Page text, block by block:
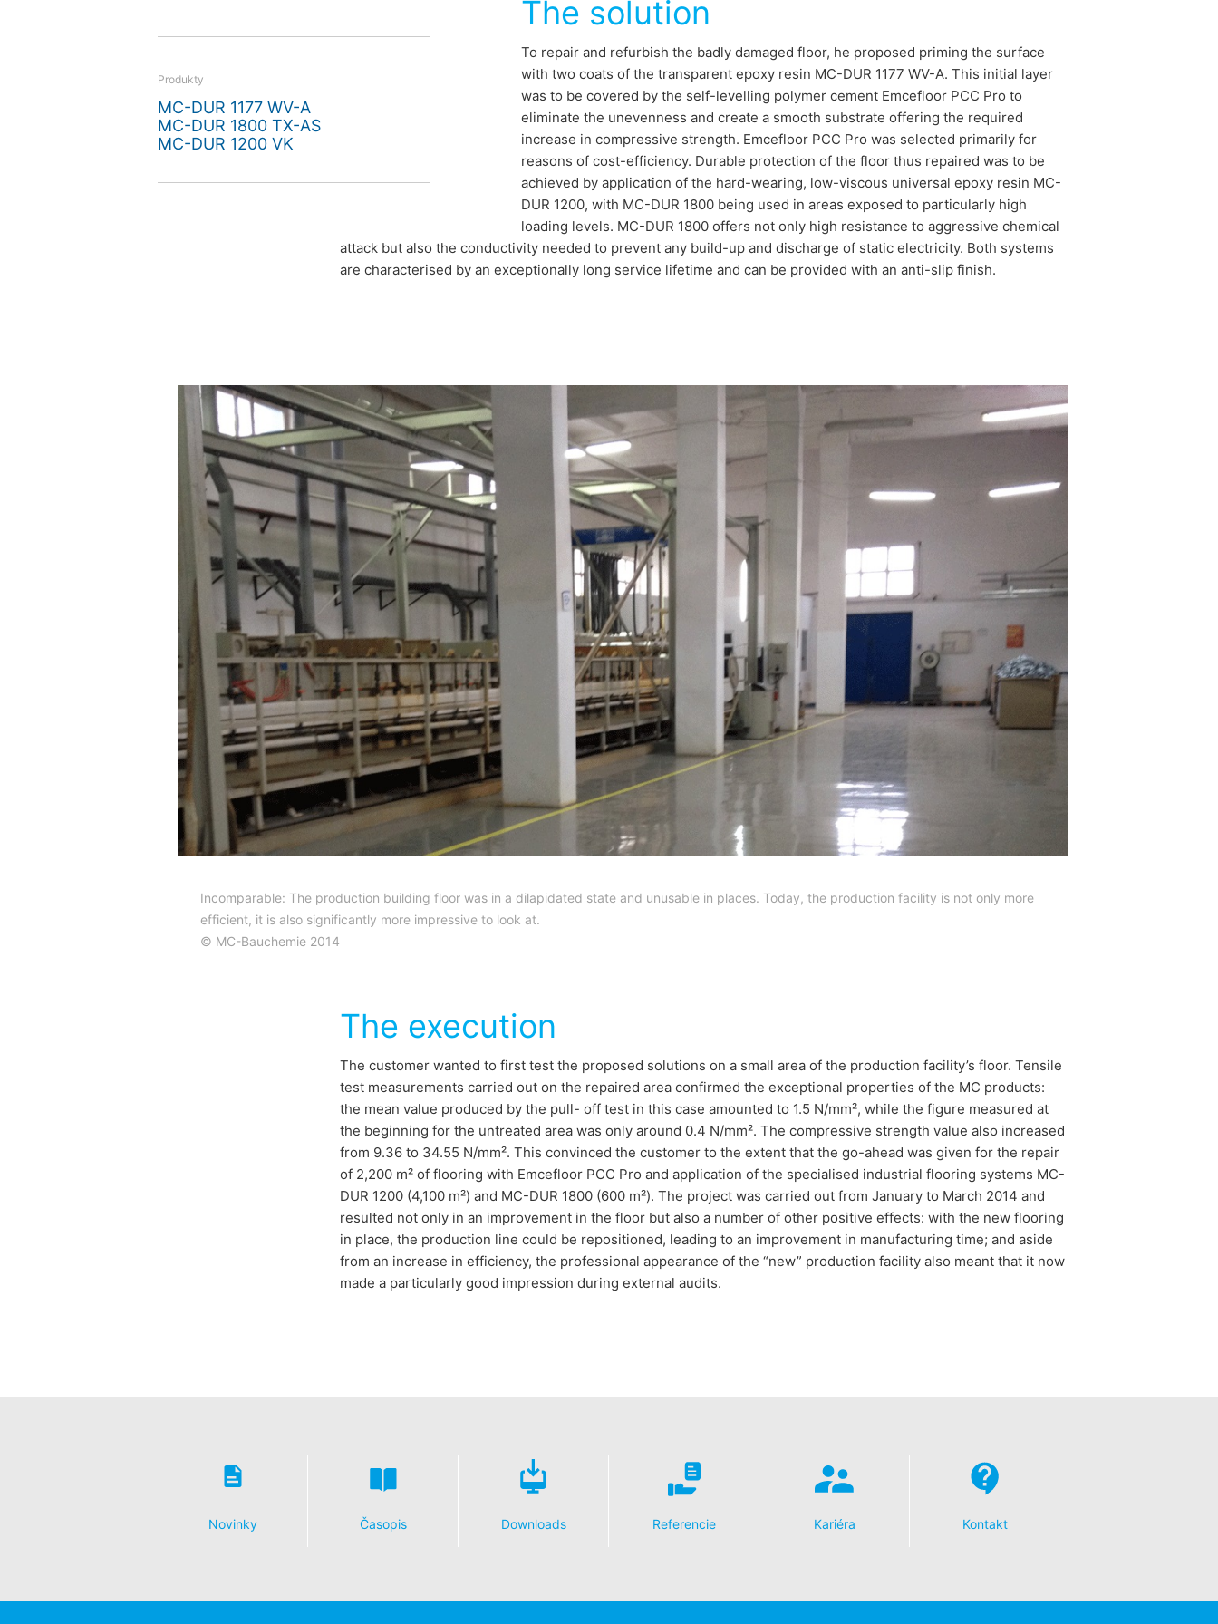
Produkty
MC-DUR 1177 WV-A
MC-DUR 1800 TX-AS
MC-DUR 1200 VK
The solution
To repair and refurbish the badly damaged floor, he proposed priming the surface
with two coats of the transparent epoxy resin MC-DUR 1177 WV-A. This initial layer
was to be covered by the self-levelling polymer cement Emcefloor PCC Pro to
eliminate the unevenness and create a smooth substrate offering the required
increase in compressive strength. Emcefloor PCC Pro was selected primarily for
reasons of cost-efficiency. Durable protection of the floor thus repaired was to be
achieved by application of the hard-wearing, low-viscous universal epoxy resin MC-
DUR 1200, with MC-DUR 1800 being used in areas exposed to particularly high
loading levels. MC-DUR 1800 offers not only high resistance to aggressive chemical
attack but also the conductivity needed to prevent any build-up and discharge of static electricity. Both systems
are characterised by an exceptionally long service lifetime and can be provided with an anti-slip finish.
Incomparable: The production building floor was in a dilapidated state and unusable in places. Today, the production facility is not only more
efficient, it is also significantly more impressive to look at.
© MC-Bauchemie 2014
The execution
The customer wanted to first test the proposed solutions on a small area of the production facility’s floor. Tensile
test measurements carried out on the repaired area confirmed the exceptional properties of the MC products:
the mean value produced by the pull- off test in this case amounted to 1.5 N/mm², while the figure measured at
the beginning for the untreated area was only around 0.4 N/mm². The compressive strength value also increased
from 9.36 to 34.55 N/mm². This convinced the customer to the extent that the go-ahead was given for the repair
of 2,200 m² of flooring with Emcefloor PCC Pro and application of the specialised industrial flooring systems MC-
DUR 1200 (4,100 m²) and MC-DUR 1800 (600 m²). The project was carried out from January to March 2014 and
resulted not only in an improvement in the floor but also a number of other positive effects: with the new flooring
in place, the production line could be repositioned, leading to an improvement in manufacturing time; and aside
from an increase in efficiency, the professional appearance of the “new” production facility also meant that it now
made a particularly good impression during external audits.
Novinky Časopis Downloads Referencie Kariéra Kontakt